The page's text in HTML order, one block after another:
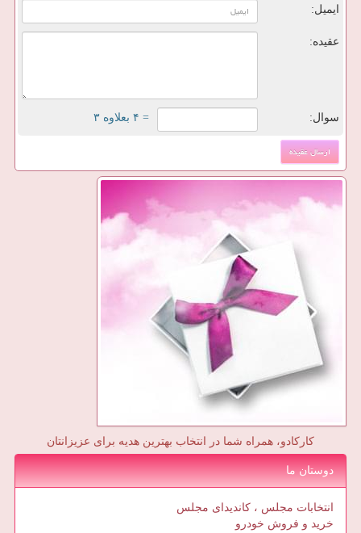
ایمیل:
عقیده:
سوال: = ۴ بعلاوه ۳
کارکادو، همراه شما در انتخاب بهترین هدیه برای عزیزانتان
دوستان ما
انتخابات مجلس ، کاندیدای مجلس
خرید و فروش خودرو